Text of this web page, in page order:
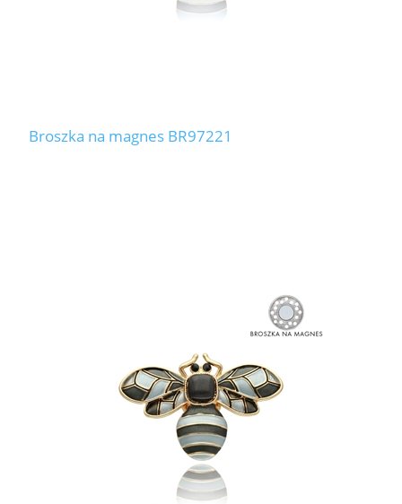
Broszka na magnes BR97221